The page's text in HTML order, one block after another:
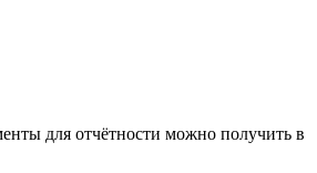
для отчётности можно получить в